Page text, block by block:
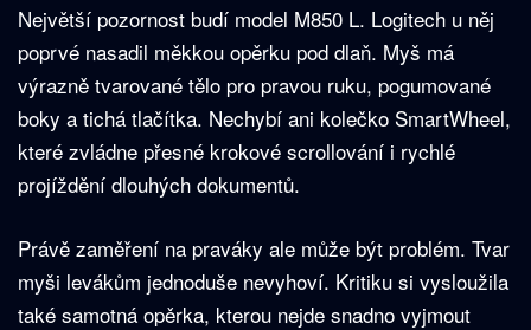
Největší pozornost budí model M850 L. Logitech u něj
poprvé nasadil měkkou opěrku pod dlaň. Myš má
výrazně tvarované tělo pro pravou ruku, pogumované
boky a tichá tlačítka. Nechybí ani kolečko SmartWheel,
které zvládne přesné krokové scrollování i rychlé
projíždění dlouhých dokumentů.
Právě zaměření na praváky ale může být problém. Tvar
myši levákům jednoduše nevyhoví. Kritiku si vysloužila
také samotná opěrka, kterou nejde snadno vyjmout